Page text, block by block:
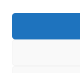
© 2026